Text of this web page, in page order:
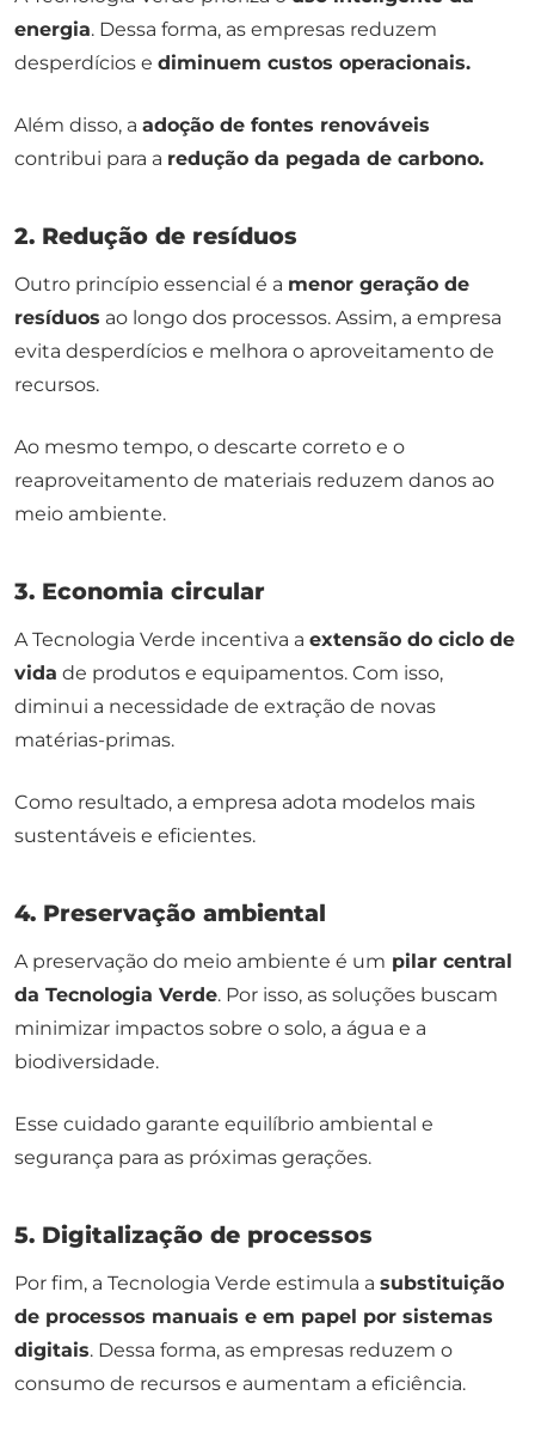
energia. Dessa forma, as empresas reduzem
desperdícios e diminuem custos operacionais.
Além disso, a adoção de fontes renováveis
contribui para a redução da pegada de carbono.
2. Redução de resíduos
Outro princípio essencial é a menor geração de
resíduos ao longo dos processos. Assim, a empresa
evita desperdícios e melhora o aproveitamento de
recursos.
Ao mesmo tempo, o descarte correto e o
reaproveitamento de materiais reduzem danos ao
meio ambiente.
3. Economia circular
A Tecnologia Verde incentiva a extensão do ciclo de
vida de produtos e equipamentos. Com isso,
diminui a necessidade de extração de novas
matérias-primas.
Como resultado, a empresa adota modelos mais
sustentáveis e eficientes.
4. Preservação ambiental
A preservação do meio ambiente é um pilar central
da Tecnologia Verde. Por isso, as soluções buscam
minimizar impactos sobre o solo, a água e a
biodiversidade.
Esse cuidado garante equilíbrio ambiental e
segurança para as próximas gerações.
5. Digitalização de processos
Por fim, a Tecnologia Verde estimula a substituição
de processos manuais e em papel por sistemas
digitais. Dessa forma, as empresas reduzem o
consumo de recursos e aumentam a eficiência.